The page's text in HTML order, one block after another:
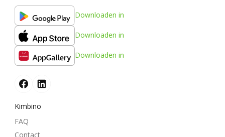
Downloaden in
Downloaden in
Downloaden in
Kimbino
FAQ
Contact